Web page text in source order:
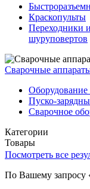
Краскопульты
Переходники
шуруповертов
Сварочные
Оборудование
Пуско-
Сварочное
Категории
Товары
Посмотреть все
По Вашему запросу